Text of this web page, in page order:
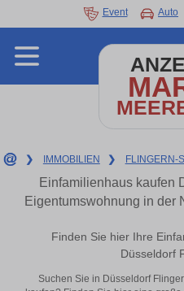
Event Auto
❯ IMMOBILIEN ❯ FLINGERN-
Einfamilienhaus kaufen
Eigentumswohnung in der
Finden Sie hier Ihre
Düsseldorf
Suchen Sie in Düsseldorf